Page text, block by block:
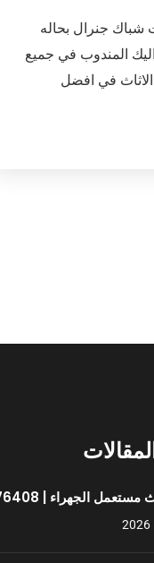
شباك جنرال بحاله
المندوب في جميع
في افضل
الجهراء | 97776408